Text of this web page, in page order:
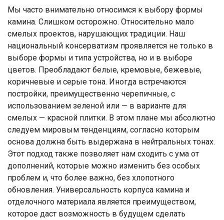
Мы часто внимательно относимся к выбору формы
камина. Слишком осторожно. Относительно мало
смелых проектов, нарушающих традиции. Наш
национальный консерватизм проявляется не только в
выборе формы и типа устройства, но и в выборе
цветов. Преобладают белые, кремовые, бежевые,
коричневые и серые тона. Иногда встречаются
постройки, преимущественно черепичные, с
использованием зеленой или — в варианте для
смелых — красной плитки. В этом плане мы абсолютно
следуем мировым тенденциям, согласно которым
основа должна быть выдержана в нейтральных тонах.
Этот подход также позволяет нам сходить с ума от
дополнений, которые можно изменить без особых
проблем и, что более важно, без хлопотного
обновления. Универсальность корпуса камина и
отделочного материала является преимуществом,
которое даст возможность в будущем сделать